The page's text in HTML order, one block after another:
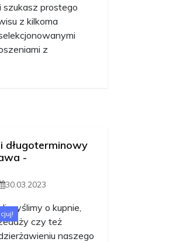
szukasz prostego
z kilkoma
z
długoterminowy
-
30.03.2023
myślimy o kupnie,
czy też
naszego